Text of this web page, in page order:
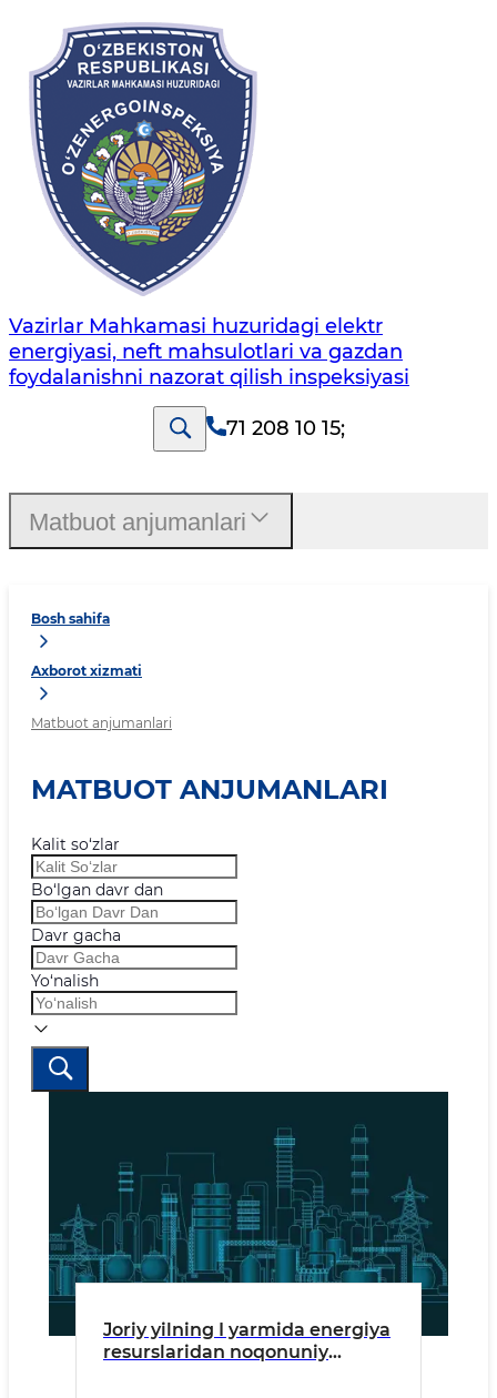
Vazirlar Mahkamasi huzuridagi elektr
energiyasi, neft mahsulotlari va gazdan
foydalanishni nazorat qilish inspeksiyasi
71 208 10 15;
Bosh sahifa
Axborot xizmati
Matbuot anjumanlari
MATBUOT ANJUMANLARI
Kalit so‘zlar
Bo‘lgan davr dan
Davr gacha
Yo‘nalish
Joriy yilning I yarmida energiya
resurslaridan noqonuniy
Matbuot anjumanlari